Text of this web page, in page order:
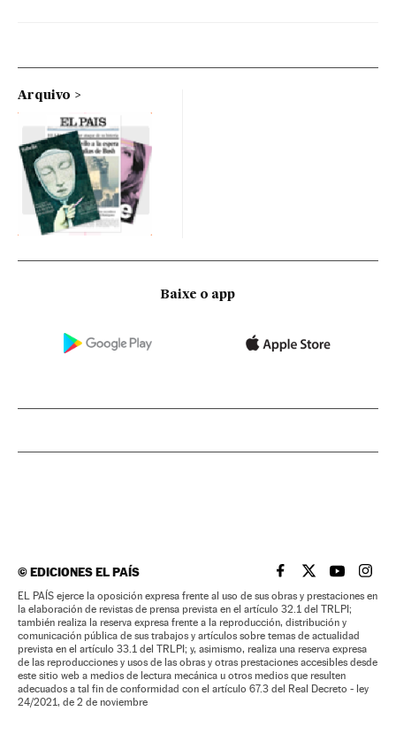
Arquivo
Baixe o app
©EDICIONES EL PAÍS EL PAÍS BRASIL EN
EL PAÍSEL PAÍS
EL
EL PAÍS ejerce la oposición expresa frente al uso de sus obras y prestaciones en
la elaboración de revistas de prensa prevista en el artículo 32.1 del TRLPI;
también realiza la reserva expresa frente a la reproducción, distribución y
comunicación pública de sus trabajos y artículos sobre temas de actualidad
prevista en el artículo 33.1 del TRLPI; y, asimismo, realiza una reserva expresa
de las reproducciones y usos de las obras y otras prestaciones accesibles desde
este sitio web a medios de lectura mecánica u otros medios que resulten
adecuados a tal fin de conformidad con el artículo 67.3 del Real Decreto - ley
24/2021, de 2 de noviembre